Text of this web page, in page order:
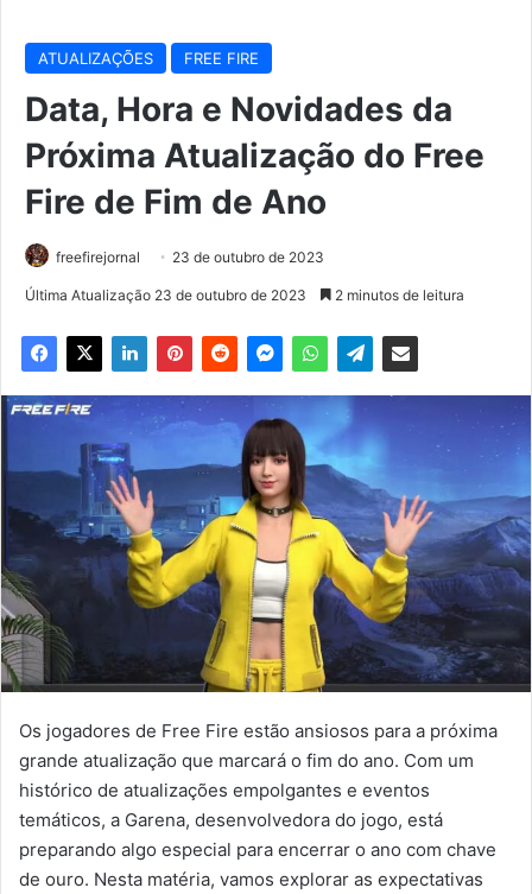
ATUALIZAÇÕES FREE FIRE
Data, Hora e Novidades da
Próxima Atualização do Free
Fire de Fim de Ano
freefirejornal 23 de outubro de 2023
Última Atualização 23 de outubro de 2023 2 minutos de leitura
Os jogadores de Free Fire estão ansiosos para a próxima
grande atualização que marcará o fim do ano. Com um
histórico de atualizações empolgantes e eventos
temáticos, a Garena, desenvolvedora do jogo, está
preparando algo especial para encerrar o ano com chave
de ouro. Nesta matéria, vamos explorar as expectativas